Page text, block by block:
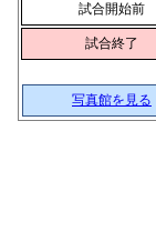
試合開始前
試合終了
写真館を見る